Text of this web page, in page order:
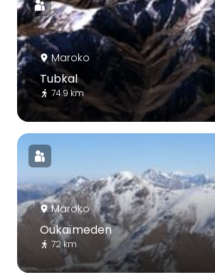
Maroko
Tubkal
74.9 km
Maroko
Oukaïmeden
72 km